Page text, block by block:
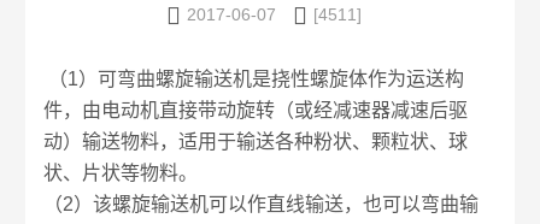
 2017-06-07  [4511]
（1）可弯曲螺旋输送机是挠性螺旋体作为运送构
件，由电动机直接带动旋转（或经减速器减速后驱
动）输送物料，适用于输送各种粉状、颗粒状、球
状、片状等物料。
（2）该螺旋输送机可以作直线输送，也可以弯曲输